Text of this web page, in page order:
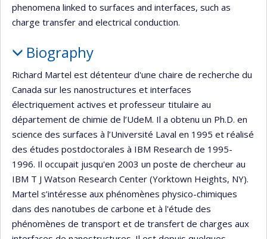
phenomena linked to surfaces and interfaces, such as
charge transfer and electrical conduction.
Biography
Richard Martel est détenteur d'une chaire de recherche du
Canada sur les nanostructures et interfaces
électriquement actives et professeur titulaire au
département de chimie de l’UdeM. Il a obtenu un Ph.D. en
science des surfaces à l’Université Laval en 1995 et réalisé
des études postdoctorales à IBM Research de 1995-
1996. Il occupait jusqu'en 2003 un poste de chercheur au
IBM T J Watson Research Center (Yorktown Heights, NY).
Martel s’intéresse aux phénomènes physico-chimiques
dans des nanotubes de carbone et à l'étude des
phénomènes de transport et de transfert de charges aux